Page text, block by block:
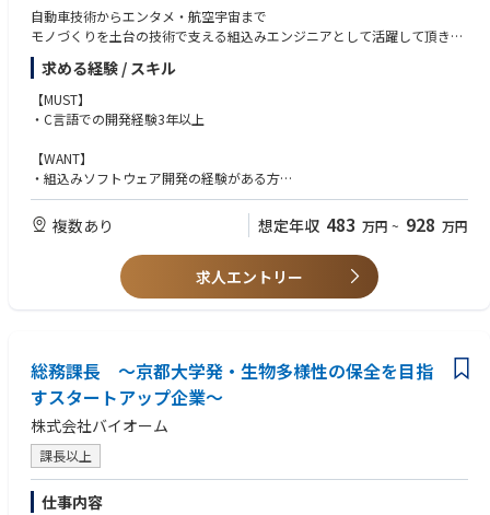
現状、課長１名を含め10名に満たない組織なので風通しは良いかと思いま
す。各メンバーが対応している案件の事例を共有し合いながら相互にフォ
ローを行ったり、 プロジェクトマネジメントに関する個々人の学習結果を
共有するなどする機会があるのでお互いに成長できる環境があります。ま
た、決められたことを淡々とこなしていくというよりは、PMOとしてどの
ように活動すればより良い結果が得られるかを個々が考えながら活動を行
なっておりますので、新しいことへのチャレンジは行いやすい環境です。
【働き方】
ハイブリッドワーク制度
となっております
けするなども可能です
※フルリモートワーク特例措置あり。住居拠点が通勤圏外となる社員へは
フェンリルではPMOのプロフェッショナルを目指す、プロジェクトマネー
ジャーに転向する、組織マネジメントにも携われる部門長を目指すなどさ
まざまなキャリアの選択肢がございます。
【参考リンク】
フェンリル社員インタビュー「品質管理の役割を見直す新しい組織、PMO
の課長に今後の展望を聞いてみた
https://www.wantedly.com/companies/fenrir/post_articles/879512
自動車技術からエンタメ・航空宇宙まで
モノづくりを土台の技術で支える組込みエンジニアとして活躍して頂きま
す。
求める経験 / スキル
【MUST】
・C言語での開発経験3年以上
【WANT】
・組込みソフトウェア開発の経験がある方
【パーソナリティ】
・常に最新の情報をキャッチアップ、勉強しようとする姿勢のある方
複数あり 想定年収 483 万円 ~ 928 万円
求人エントリー
総務課長 ～京都大学発・生物多様性の保全を目指
すスタートアップ企業～
株式会社バイオーム
課長以上
仕事内容